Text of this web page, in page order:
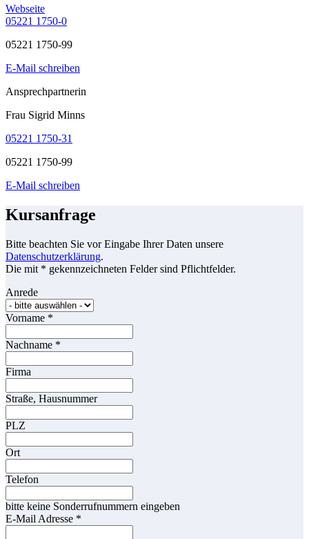
Webseite
05221 1750-0
05221 1750-99
E-Mail schreiben
Ansprechpartnerin
Frau Sigrid Minns
05221 1750-31
05221 1750-99
E-Mail schreiben
Kursanfrage
Bitte beachten Sie vor Eingabe Ihrer Daten unsere
Datenschutzerklärung.
Die mit * gekennzeichneten Felder sind Pflichtfelder.
Anrede
Vorname *
Nachname *
Firma
Straße, Hausnummer
PLZ
Ort
Telefon
bitte keine Sonderrufnummern eingeben
E-Mail Adresse *